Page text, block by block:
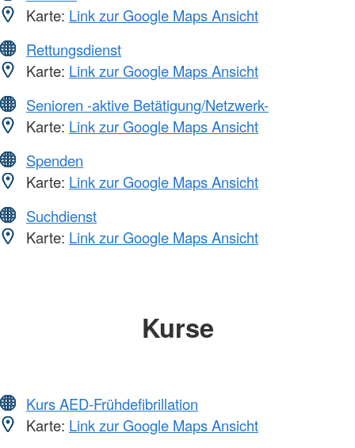
Karte: Link zur Google Maps Ansicht
Rettungsdienst
Karte: Link zur Google Maps Ansicht
Senioren -aktive Betätigung/Netzwerk-
Karte: Link zur Google Maps Ansicht
Spenden
Karte: Link zur Google Maps Ansicht
Suchdienst
Karte: Link zur Google Maps Ansicht
Kurse
Kurs AED-Frühdefibrillation
Karte: Link zur Google Maps Ansicht